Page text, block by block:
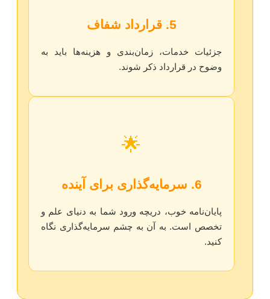
5. قرارداد شفاف
جزئیات خدمات، زمان‌بندی و هزینه‌ها باید به
وضوح در قرارداد ذکر شوند.
🌟
6. سرمایه‌گذاری برای آینده
پایان‌نامه خوب، دریچه ورود شما به دنیای علم و
تخصص است. به آن به چشم سرمایه‌گذاری نگاه
کنید.